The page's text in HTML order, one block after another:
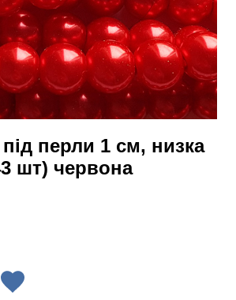
перли 1 см, низка
шт) червона